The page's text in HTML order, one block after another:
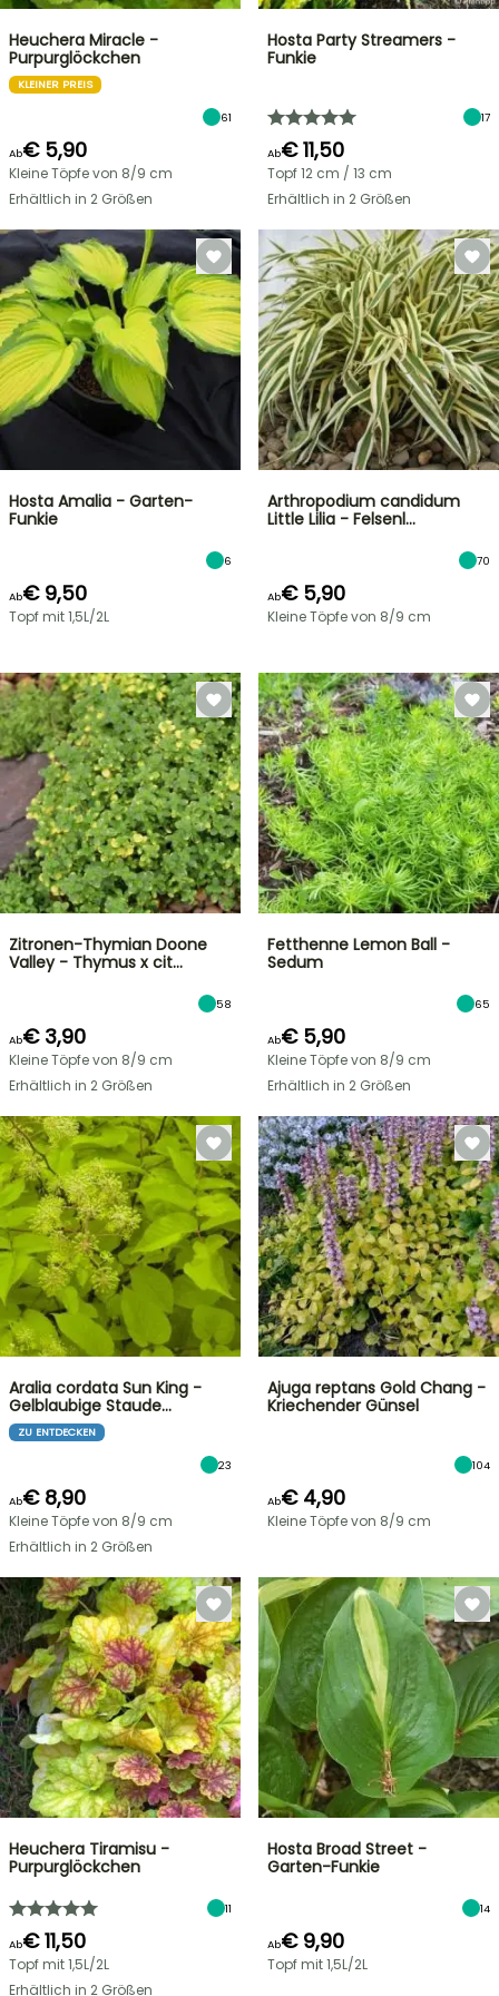
Heuchera Miracle -
Purpurglöckchen
KLEINER PREIS
61
Ab€ 5,90
Kleine Töpfe von 8/9 cm
Erhältlich in 2 Größen
Hosta Party Streamers -
Funkie
17
Ab€ 11,50
Topf 12 cm / 13 cm
Erhältlich in 2 Größen
Hosta Amalia - Garten-
Funkie
6
Ab€ 9,50
Topf mit 1,5L/2L
Arthropodium candidum
Little Lilia - Felsenl…
70
Ab€ 5,90
Kleine Töpfe von 8/9 cm
Zitronen-Thymian Doone
Valley - Thymus x cit…
58
Ab€ 3,90
Kleine Töpfe von 8/9 cm
Erhältlich in 2 Größen
Fetthenne Lemon Ball -
Sedum
65
Ab€ 5,90
Kleine Töpfe von 8/9 cm
Erhältlich in 2 Größen
Aralia cordata Sun King -
Gelblaubige Staude…
ZU ENTDECKEN
23
Ab€ 8,90
Kleine Töpfe von 8/9 cm
Erhältlich in 2 Größen
Ajuga reptans Gold Chang -
Kriechender Günsel
104
Ab€ 4,90
Kleine Töpfe von 8/9 cm
Heuchera Tiramisu -
Purpurglöckchen
11
Ab€ 11,50
Topf mit 1,5L/2L
Erhältlich in 2 Größen
Hosta Broad Street -
Garten-Funkie
14
Ab€ 9,90
Topf mit 1,5L/2L